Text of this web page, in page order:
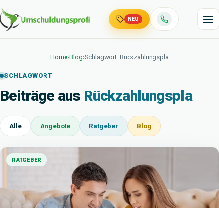
NEU
Home›Blog›Schlagwort: Rückzahlungspla
SCHLAGWORT
Beiträge aus Rückzahlungspla
Alle Angebote Ratgeber Blog
RATGEBER